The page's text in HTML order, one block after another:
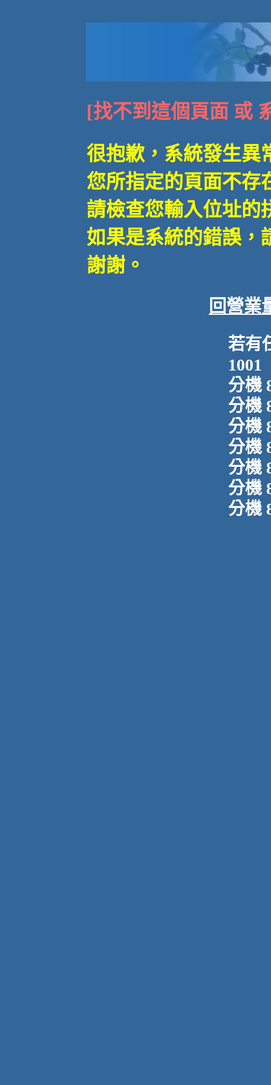
[找不到這個頁面 或
很抱歉，系統發生異
您所指定的頁面不存
請檢查您輸入位址的
如果是系統的錯誤，
謝謝。
回營業
若有
1001
分機
分機
分機
分機
分機
分機
分機